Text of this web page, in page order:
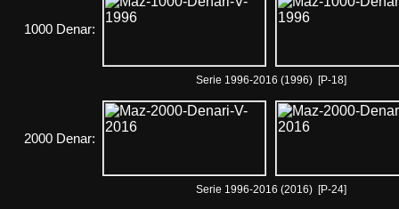
1000 Denar:
Serie 1996-2016 (1996) [P-18]
2000 Denar:
Serie 1996-2016 (2016) [P-24]